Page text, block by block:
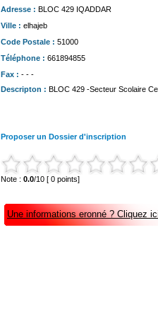
Adresse : BLOC 429 IQADDAR
Ville : elhajeb
Code Postale : 51000
Téléphone : 661894855
Fax : - - -
Descripton : BLOC 429 -Secteur Scolaire
Proposer un Dossier d'inscription
Note : 0.0/10 [ 0 points]
Une informations eronné ? Cliquez